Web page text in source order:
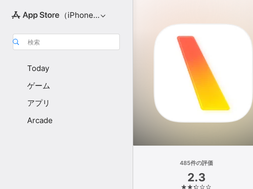
（iPhone向け）
検索
Today
ゲーム
アプリ
Arcade
485件の評価
2.3